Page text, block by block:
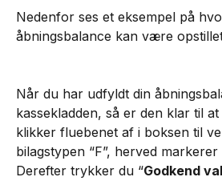
Nedenfor ses et eksempel på
åbningsbalance kan være
Når du har udfyldt din
kassekladden, så er den klar til
klikker fluebenet af i boksen til
bilagstypen “F”, herved
Derefter trykker du “Godkend